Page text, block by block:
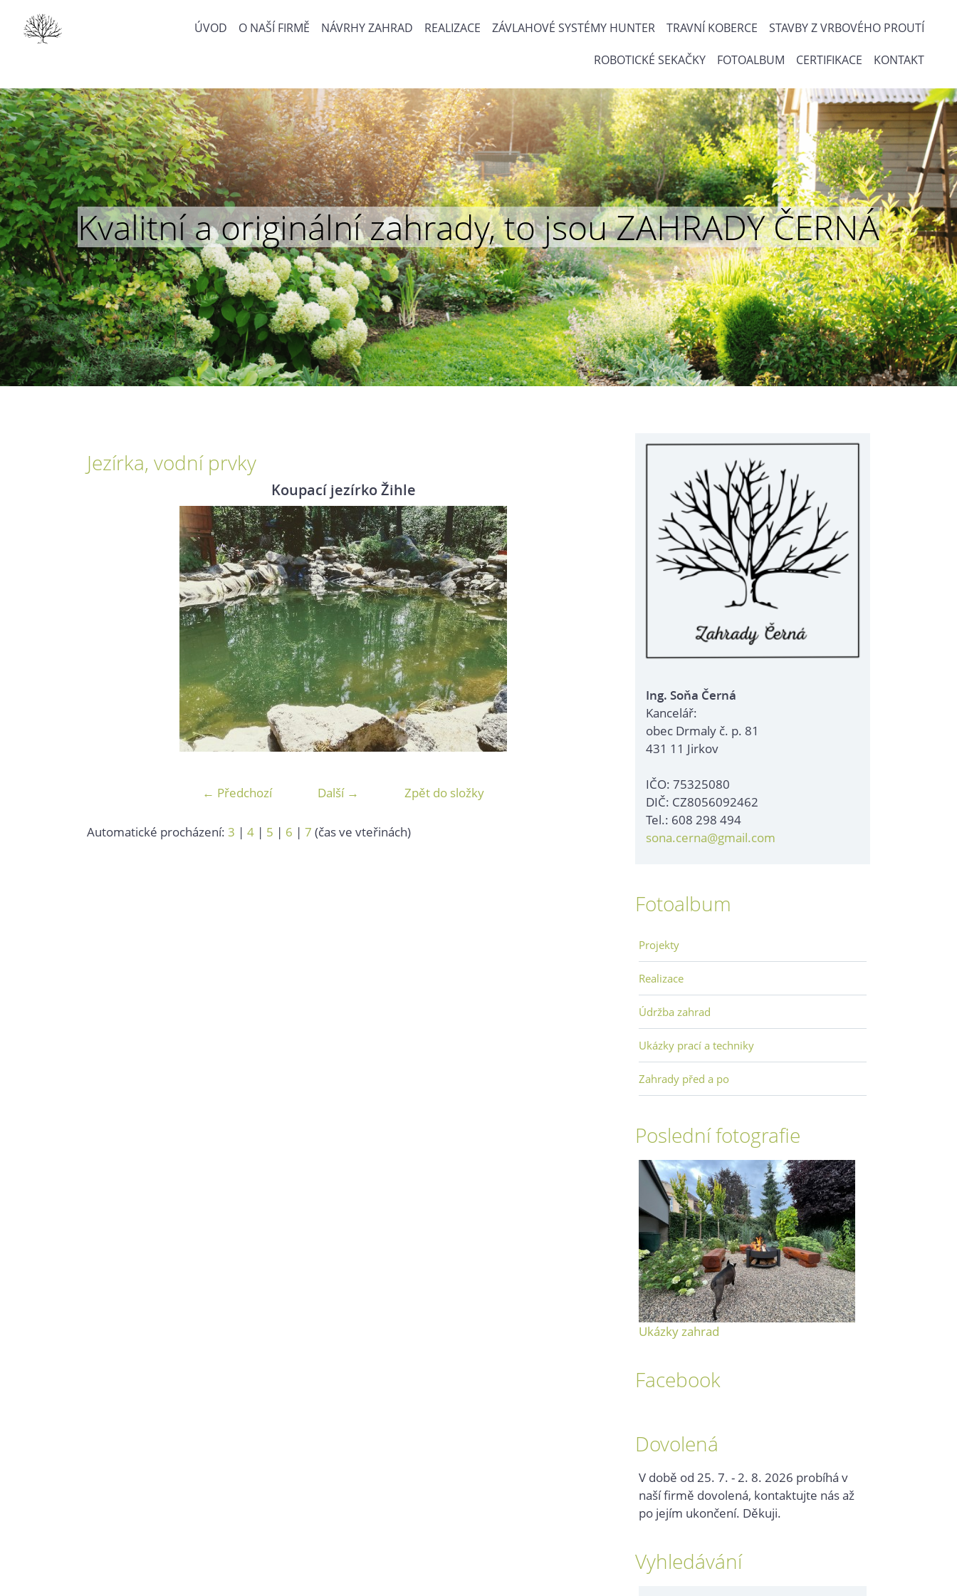
ÚVOD O NAŠÍ FIRMĚ NÁVRHY ZAHRAD REALIZACE ZÁVLAHOVÉ SYSTÉMY HUNTER TRAVNÍ KOBERCE STAVBY Z VRBOVÉHO PROUTÍ
ROBOTICKÉ SEKAČKY FOTOALBUM CERTIFIKACE KONTAKT
Kvalitní a originální zahrady, to jsou ZAHRADY ČERNÁ
Jezírka, vodní prvky
Koupací jezírko Žihle
← Předchozí Další → Zpět do složky
Automatické procházení: 3 | 4 | 5 | 6 | 7 (čas ve vteřinách)
Ing. Soňa Černá
Kancelář:
obec Drmaly č. p. 81
431 11 Jirkov
IČO: 75325080
DIČ: CZ8056092462
Tel.: 608 298 494
sona.cerna@gmail.com
Fotoalbum
Projekty
Realizace
Údržba zahrad
Ukázky prací a techniky
Zahrady před a po
Poslední fotografie
Ukázky zahrad
Facebook
Dovolená
V době od 25. 7. - 2. 8. 2026 probíhá v
naší firmě dovolená, kontaktujte nás až
po jejím ukončení. Děkuji.
Vyhledávání